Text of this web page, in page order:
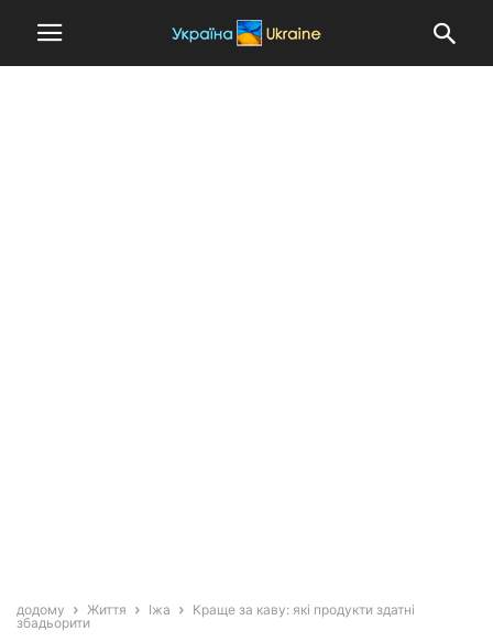
додому Життя Іжа
Краще за каву: які продукти здатні
збадьорити